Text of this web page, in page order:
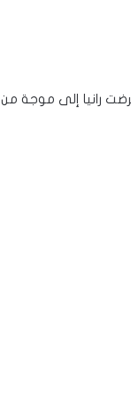
رانيا إلى موجة من